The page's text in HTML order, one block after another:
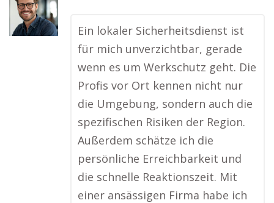
Ein lokaler Sicherheitsdienst ist
für mich unverzichtbar, gerade
wenn es um Werkschutz geht. Die
Profis vor Ort kennen nicht nur
die Umgebung, sondern auch die
spezifischen Risiken der Region.
Außerdem schätze ich die
persönliche Erreichbarkeit und
die schnelle Reaktionszeit. Mit
einer ansässigen Firma habe ich